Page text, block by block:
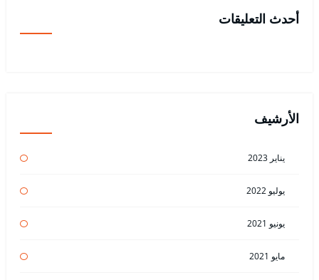
أحدث التعليقات
الأرشيف
يناير 2023
يوليو 2022
يونيو 2021
مايو 2021